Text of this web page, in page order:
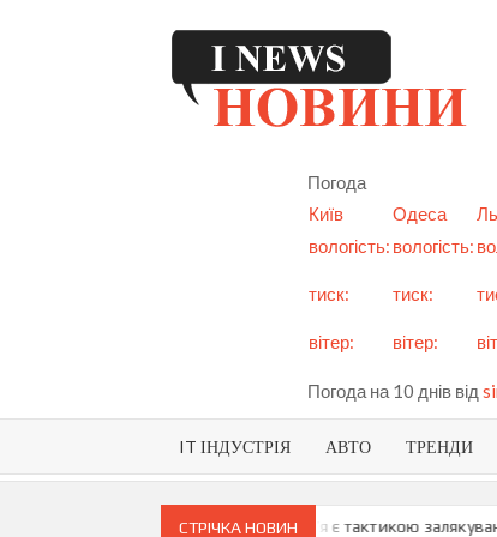
Погода
Київ
Одеса
вологість:
тиск:
вітер:
вологість:
тиск:
вітер:
Погода на 10 днів від
IT ІНДУСТРІЯ АВТО ТРЕНДИ
СТРІЧКА НОВИН
про можливу анексію Придністров’я є тактикою залякування